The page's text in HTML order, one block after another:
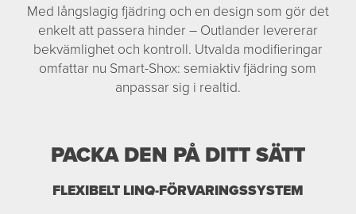
Med långslagig fjädring och en design som gör det
enkelt att passera hinder – Outlander levererar
bekvämlighet och kontroll. Utvalda modifieringar
omfattar nu Smart-Shox: semiaktiv fjädring som
anpassar sig i realtid.
PACKA DEN PÅ DITT SÄTT
FLEXIBELT LINQ-FÖRVARINGSSYSTEM